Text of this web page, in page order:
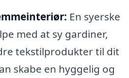
En syerske
med at sy gardiner,
tekstilprodukter til dit
skabe en hyggelig og